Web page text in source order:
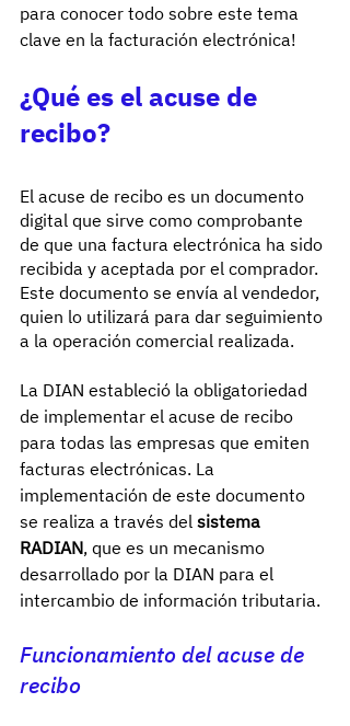
para conocer todo sobre este tema
clave en la facturación electrónica!
¿Qué es el acuse de
recibo?
El acuse de recibo es un documento
digital que sirve como comprobante
de que una factura electrónica ha sido
recibida y aceptada por el comprador.
Este documento se envía al vendedor,
quien lo utilizará para dar seguimiento
a la operación comercial realizada.
La DIAN estableció la obligatoriedad
de implementar el acuse de recibo
para todas las empresas que emiten
facturas electrónicas. La
implementación de este documento
se realiza a través del sistema
RADIAN, que es un mecanismo
desarrollado por la DIAN para el
intercambio de información tributaria.
Funcionamiento del acuse de
recibo